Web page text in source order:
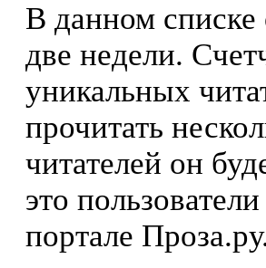
В данном списке
две недели.
уникальных
прочитать
читателей он
это
портале